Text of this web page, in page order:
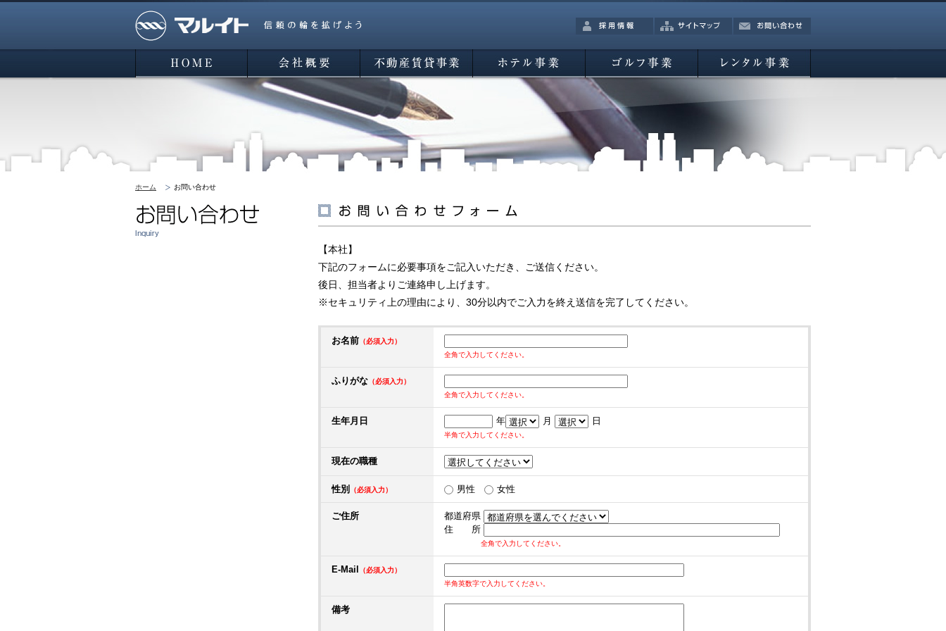
会社概要 不動産賃貸事業 ゴルフ事業
ホーム お問い合わせ
【本社】
下記のフォームに必要事項をご記入いただき、ご送信ください。
後日、担当者よりご連絡申し上げます。
※セキュリティ上の理由により、30分以内でご入力を終え送信を完了してください。
お名前 （必須入力）
全角で入力してください。
ふりがな （必須入力）
全角で入力してください。
生年月日 年 月 日
半角で入力してください。
現在の職種
性別 （必須入力） 男性 女性
ご住所
都道府県
住 所
全角で入力してください。
E-Mail
（必須入力）
半角英数字で入力してください。
備考